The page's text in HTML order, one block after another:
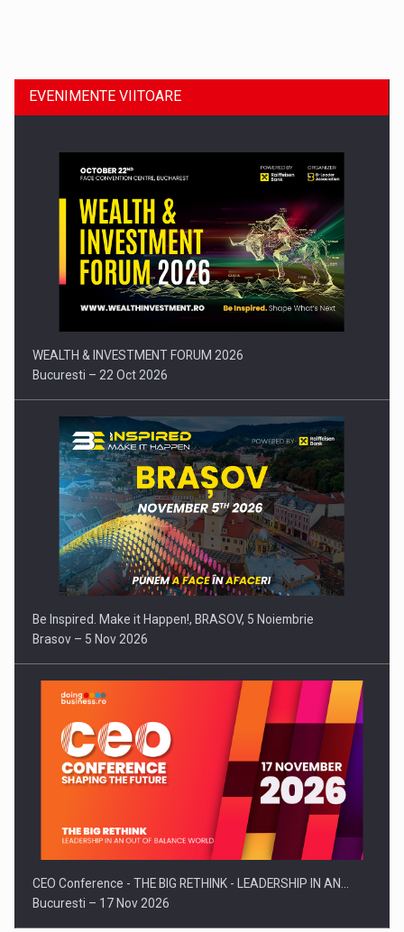
Comunicat de presa: Joburile part-time reincep sa intre pe…
EVENIMENTE VIITOARE
WEALTH & INVESTMENT FORUM 2026
Bucuresti – 22 Oct 2026
Be Inspired. Make it Happen!, BRASOV, 5 Noiembrie
Brasov – 5 Nov 2026
CEO Conference - THE BIG RETHINK - LEADERSHIP IN AN…
Bucuresti – 17 Nov 2026